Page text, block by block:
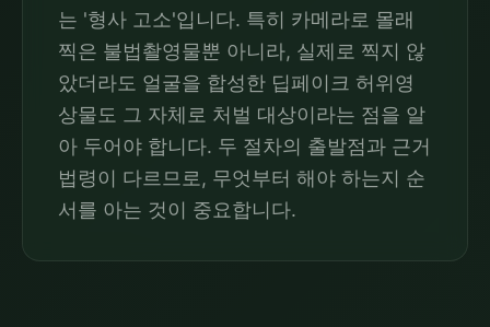
는 '형사 고소'입니다. 특히 카메라로 몰래
찍은 불법촬영물뿐 아니라, 실제로 찍지 않
았더라도 얼굴을 합성한 딥페이크 허위영
상물도 그 자체로 처벌 대상이라는 점을 알
아 두어야 합니다. 두 절차의 출발점과 근거
법령이 다르므로, 무엇부터 해야 하는지 순
서를 아는 것이 중요합니다.